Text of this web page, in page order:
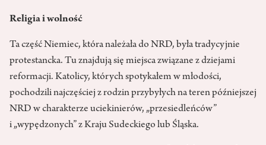
Religia i wolność
Ta część Niemiec, która należała do NRD, była tradycyjnie
protestancka. Tu znajdują się miejsca związane z dziejami
reformacji. Katolicy, których spotykałem w młodości,
pochodzili najczęściej z rodzin przybyłych na teren późniejszej
NRD w charakterze uciekinierów, „przesiedleńców”
i „wypędzonych” z Kraju Sudeckiego lub Śląska.